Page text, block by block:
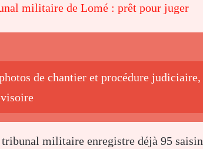
militaire de Lomé : prêt pour juger
de chantier et procédure
militaire enregistre déjà 95